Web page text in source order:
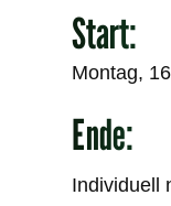
Start:
Montag,
Ende:
Individuell